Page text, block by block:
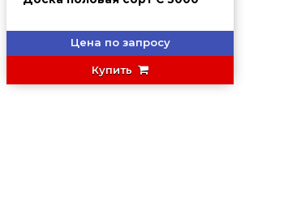
Цена по запросу
Купить